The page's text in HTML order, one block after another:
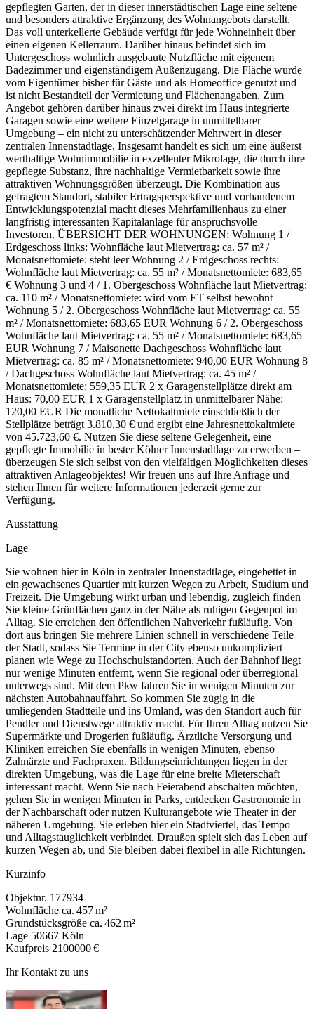
gepflegten Garten, der in dieser innerstädtischen Lage eine seltene
und besonders attraktive Ergänzung des Wohnangebots darstellt.
Das voll unterkellerte Gebäude verfügt für jede Wohneinheit über
einen eigenen Kellerraum. Darüber hinaus befindet sich im
Untergeschoss wohnlich ausgebaute Nutzfläche mit eigenem
Badezimmer und eigenständigem Außenzugang. Die Fläche wurde
vom Eigentümer bisher für Gäste und als Homeoffice genutzt und
ist nicht Bestandteil der Vermietung und Flächenangaben. Zum
Angebot gehören darüber hinaus zwei direkt im Haus integrierte
Garagen sowie eine weitere Einzelgarage in unmittelbarer
Umgebung – ein nicht zu unterschätzender Mehrwert in dieser
zentralen Innenstadtlage. Insgesamt handelt es sich um eine äußerst
werthaltige Wohnimmobilie in exzellenter Mikrolage, die durch ihre
gepflegte Substanz, ihre nachhaltige Vermietbarkeit sowie ihre
attraktiven Wohnungsgrößen überzeugt. Die Kombination aus
gefragtem Standort, stabiler Ertragsperspektive und vorhandenem
Entwicklungspotenzial macht dieses Mehrfamilienhaus zu einer
langfristig interessanten Kapitalanlage für anspruchsvolle
Investoren. ÜBERSICHT DER WOHNUNGEN: Wohnung 1 /
Erdgeschoss links: Wohnfläche laut Mietvertrag: ca. 57 m² /
Monatsnettomiete: steht leer Wohnung 2 / Erdgeschoss rechts:
Wohnfläche laut Mietvertrag: ca. 55 m² / Monatsnettomiete: 683,65
€ Wohnung 3 und 4 / 1. Obergeschoss Wohnfläche laut Mietvertrag:
ca. 110 m² / Monatsnettomiete: wird vom ET selbst bewohnt
Wohnung 5 / 2. Obergeschoss Wohnfläche laut Mietvertrag: ca. 55
m² / Monatsnettomiete: 683,65 EUR Wohnung 6 / 2. Obergeschoss
Wohnfläche laut Mietvertrag: ca. 55 m² / Monatsnettomiete: 683,65
EUR Wohnung 7 / Maisonette Dachgeschoss Wohnfläche laut
Mietvertrag: ca. 85 m² / Monatsnettomiete: 940,00 EUR Wohnung 8
/ Dachgeschoss Wohnfläche laut Mietvertrag: ca. 45 m² /
Monatsnettomiete: 559,35 EUR 2 x Garagenstellplätze direkt am
Haus: 70,00 EUR 1 x Garagenstellplatz in unmittelbarer Nähe:
120,00 EUR Die monatliche Nettokaltmiete einschließlich der
Stellplätze beträgt 3.810,30 € und ergibt eine Jahresnettokaltmiete
von 45.723,60 €. Nutzen Sie diese seltene Gelegenheit, eine
gepflegte Immobilie in bester Kölner Innenstadtlage zu erwerben –
überzeugen Sie sich selbst von den vielfältigen Möglichkeiten dieses
attraktiven Anlageobjektes! Wir freuen uns auf Ihre Anfrage und
stehen Ihnen für weitere Informationen jederzeit gerne zur
Verfügung.
Ausstattung
Lage
Sie wohnen hier in Köln in zentraler Innenstadtlage, eingebettet in
ein gewachsenes Quartier mit kurzen Wegen zu Arbeit, Studium und
Freizeit. Die Umgebung wirkt urban und lebendig, zugleich finden
Sie kleine Grünflächen ganz in der Nähe als ruhigen Gegenpol im
Alltag. Sie erreichen den öffentlichen Nahverkehr fußläufig. Von
dort aus bringen Sie mehrere Linien schnell in verschiedene Teile
der Stadt, sodass Sie Termine in der City ebenso unkompliziert
planen wie Wege zu Hochschulstandorten. Auch der Bahnhof liegt
nur wenige Minuten entfernt, wenn Sie regional oder überregional
unterwegs sind. Mit dem Pkw fahren Sie in wenigen Minuten zur
nächsten Autobahnauffahrt. So kommen Sie zügig in die
umliegenden Stadtteile und ins Umland, was den Standort auch für
Pendler und Dienstwege attraktiv macht. Für Ihren Alltag nutzen Sie
Supermärkte und Drogerien fußläufig. Ärztliche Versorgung und
Kliniken erreichen Sie ebenfalls in wenigen Minuten, ebenso
Zahnärzte und Fachpraxen. Bildungseinrichtungen liegen in der
direkten Umgebung, was die Lage für eine breite Mieterschaft
interessant macht. Wenn Sie nach Feierabend abschalten möchten,
gehen Sie in wenigen Minuten in Parks, entdecken Gastronomie in
der Nachbarschaft oder nutzen Kulturangebote wie Theater in der
näheren Umgebung. Sie erleben hier ein Stadtviertel, das Tempo
und Alltagstauglichkeit verbindet. Draußen spielt sich das Leben auf
kurzen Wegen ab, und Sie bleiben dabei flexibel in alle Richtungen.
Kurzinfo
Objektnr. 177934
Wohnfläche ca. 457 m²
Grundstücksgröße ca. 462 m²
Lage 50667 Köln
Kaufpreis 2100000 €
Ihr Kontakt zu uns